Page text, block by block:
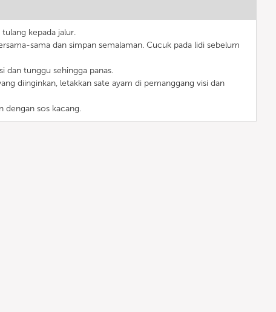
kepada jalur.
sama dan simpan semalaman. Cucuk pada lidi sebelum
dan tunggu sehingga panas.
diinginkan, letakkan sate ayam di pemanggang visi dan
dengan sos kacang.